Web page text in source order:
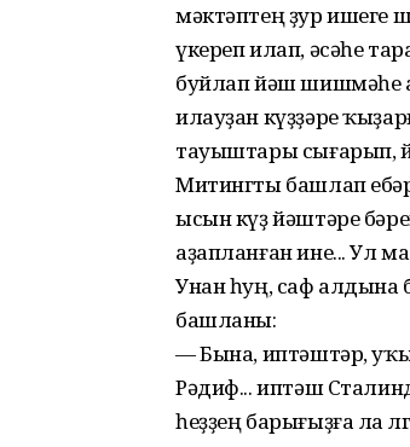
мәктәптең ҙур ишеге
үкереп илап, әсәһе
буйлап йәш шишмәһе
илауҙан күҙҙәре
тауыштары сығарып,
Митингты башлап
ысын күҙ йәштәре
аҙапланған ине... Ул
Унан һуң, саф алдына
башланы:
— Бына, иптәштәр,
Рәдиф... иптәш
һеҙҙең барығыҙға ла